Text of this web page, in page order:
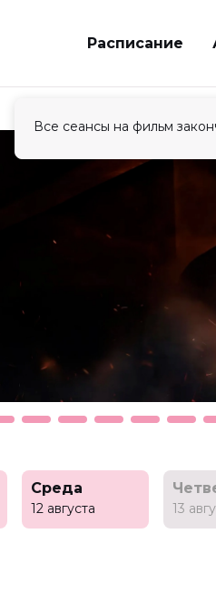
Расписание
Среда
12 августа 13
Все сеансы на фильм